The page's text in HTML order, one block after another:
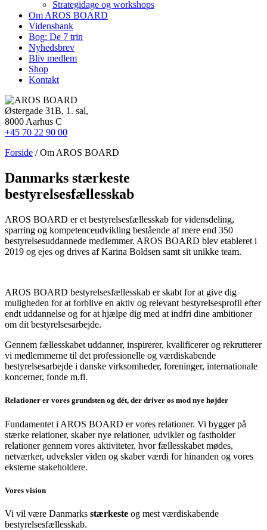
Strategidage og workshops
Om AROS BOARD
Vidensbank
Bog: De 7 trin
Nyhedsbrev
Bliv medlem
Shop
Kontakt
Østergade 31B, 1. sal,
8000 Aarhus C
+45 70 22 90 00
Forside / Om AROS BOARD
Danmarks stærkeste
bestyrelsesfællesskab
AROS BOARD er et bestyrelsesfællesskab for vidensdeling,
sparring og kompetenceudvikling bestående af mere end 350
bestyrelsesuddannede medlemmer. AROS BOARD blev etableret i
2019 og ejes og drives af Karina Boldsen samt sit unikke team.
AROS BOARD bestyrelsesfællesskab er skabt for at give dig
muligheden for at forblive en aktiv og relevant bestyrelsesprofil efter
endt uddannelse og for at hjælpe dig med at indfri dine ambitioner
om dit bestyrelsesarbejde.
Gennem fællesskabet uddanner, inspirerer, kvalificerer og rekrutterer
vi medlemmerne til det professionelle og værdiskabende
bestyrelsesarbejde i danske virksomheder, foreninger, internationale
koncerner, fonde m.fl.
Relationer er vores grundsten og dét, der driver os mod nye højder
Fundamentet i AROS BOARD er vores relationer. Vi bygger på
stærke relationer, skaber nye relationer, udvikler og fastholder
relationer gennem vores aktiviteter, hvor fællesskabet mødes,
netværker, udveksler viden og skaber værdi for hinanden og vores
eksterne stakeholdere.
Vores vision
Vi vil være Danmarks stærkeste og mest værdiskabende
bestyrelsesfællesskab.​